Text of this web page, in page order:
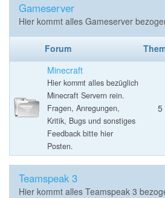
Gameserver
Hier kommt alles Gameserver
Forum
Minecraft
Hier kommt alles bezüglich
Minecraft Servern rein.
Fragen, Anregungen,
Kritik, Bugs und sonstiges
Feedback bitte hier
Posten.
5
Teamspeak 3
Hier kommt alles Teamspeak 3